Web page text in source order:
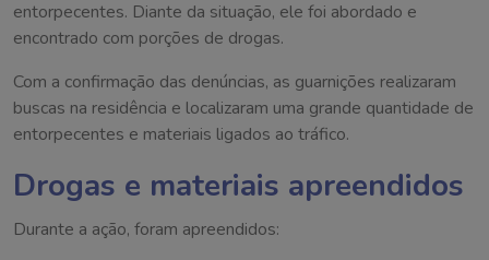
entorpecentes. Diante da situação, ele foi abordado e
encontrado com porções de drogas.
Com a confirmação das denúncias, as guarnições realizaram
buscas na residência e localizaram uma grande quantidade de
entorpecentes e materiais ligados ao tráfico.
Drogas e materiais apreendidos
Durante a ação, foram apreendidos: